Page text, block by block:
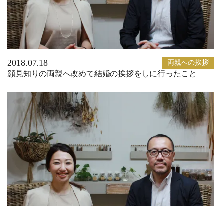
2018.07.18 両親への挨拶
顔見知りの両親へ改めて結婚の挨拶をしに行ったこと